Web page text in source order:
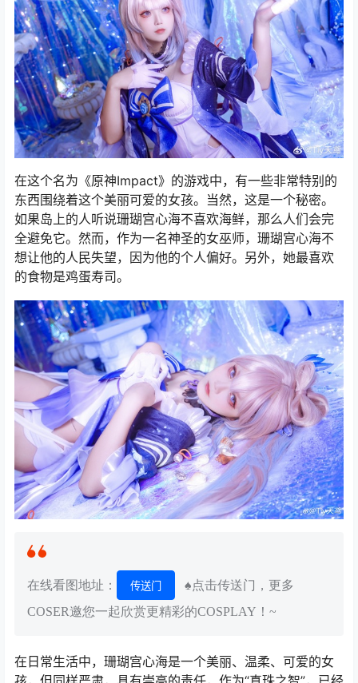
在这个名为《原神Impact》的游戏中，有一些非常特别的
东西围绕着这个美丽可爱的女孩。当然，这是一个秘密。
如果岛上的人听说珊瑚宫心海不喜欢海鲜，那么人们会完
全避免它。然而，作为一名神圣的女巫师，珊瑚宫心海不
想让他的人民失望，因为他的个人偏好。另外，她最喜欢
的食物是鸡蛋寿司。
在线看图地址： 传送门
♠点击传送门，更多
COSER邀您一起欣赏更精彩的COSPLAY！~
在日常生活中，珊瑚宫心海是一个美丽、温柔、可爱的女